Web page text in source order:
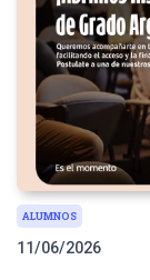
ALUMNOS
11/06/2026